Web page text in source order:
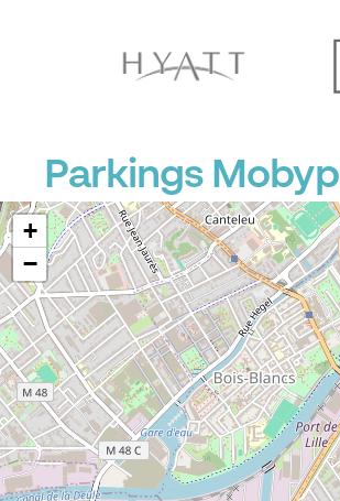
Parkings
+
−